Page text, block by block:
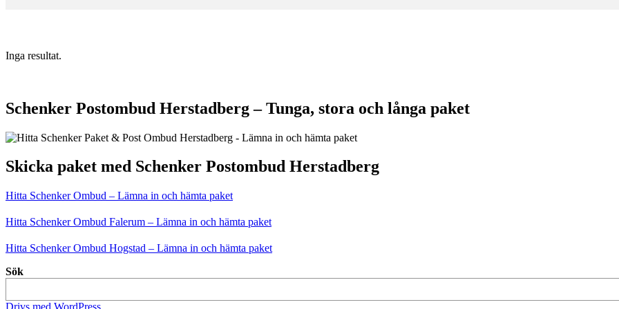
Inga resultat.
Schenker Postombud Herstadberg – Tunga, stora och långa paket
Skicka paket med Schenker Postombud Herstadberg
Hitta Schenker Ombud – Lämna in och hämta paket
Hitta Schenker Ombud Falerum – Lämna in och hämta paket
Hitta Schenker Ombud Hogstad – Lämna in och hämta paket
Sök